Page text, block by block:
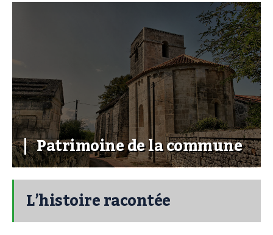
Patrimoine de la commune
L’histoire racontée